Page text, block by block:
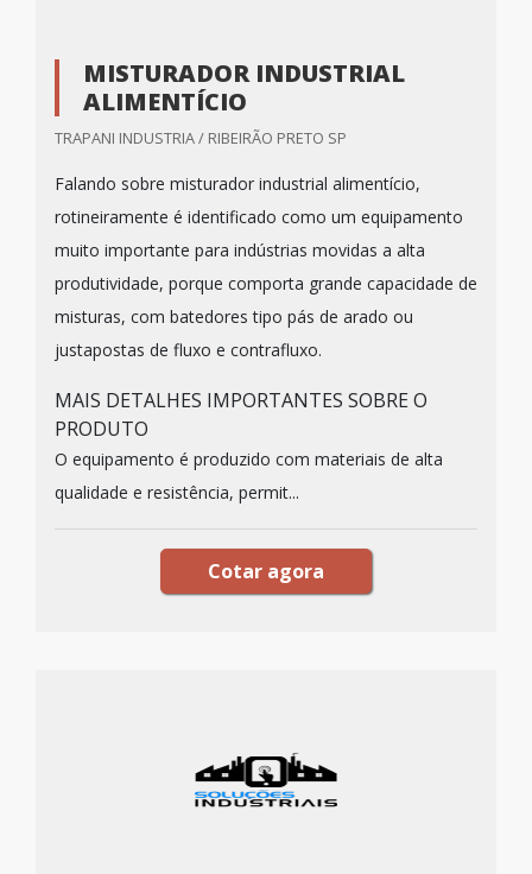
MISTURADOR INDUSTRIAL
ALIMENTÍCIO
TRAPANI INDUSTRIA / RIBEIRÃO PRETO SP
Falando sobre misturador industrial alimentício,
rotineiramente é identificado como um equipamento
muito importante para indústrias movidas a alta
produtividade, porque comporta grande capacidade de
misturas, com batedores tipo pás de arado ou
justapostas de fluxo e contrafluxo.
MAIS DETALHES IMPORTANTES SOBRE O
PRODUTO
O equipamento é produzido com materiais de alta
qualidade e resistência, permit...
Cotar agora